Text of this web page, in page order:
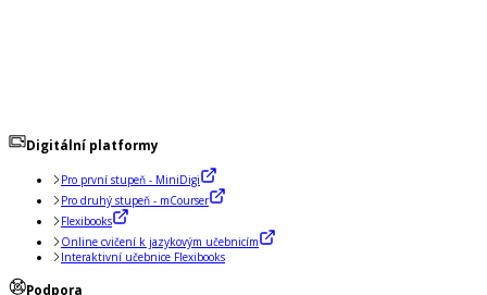
Digitální platformy
Pro první stupeň - MiniDigi
Pro druhý stupeň - mCourser
Flexibooks
Online cvičení k jazykovým učebnicím
Interaktivní učebnice Flexibooks
Podpora